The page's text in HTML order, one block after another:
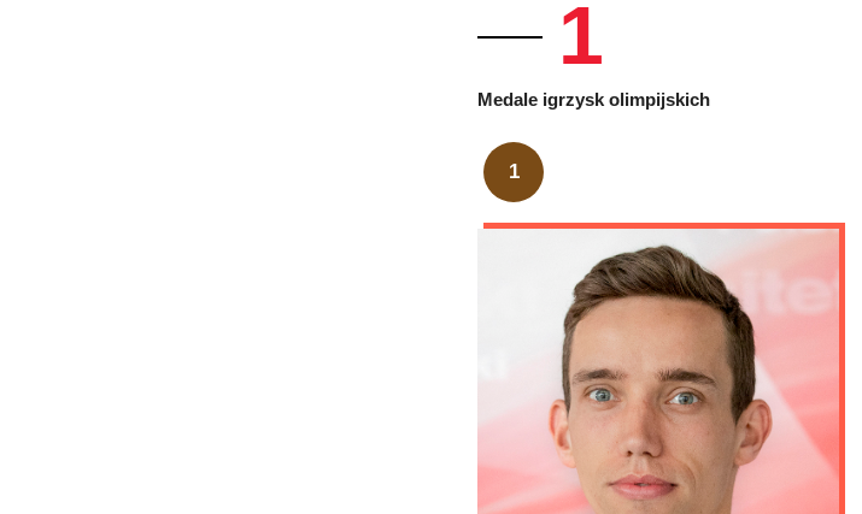
1
Medale igrzysk olimpijskich
1